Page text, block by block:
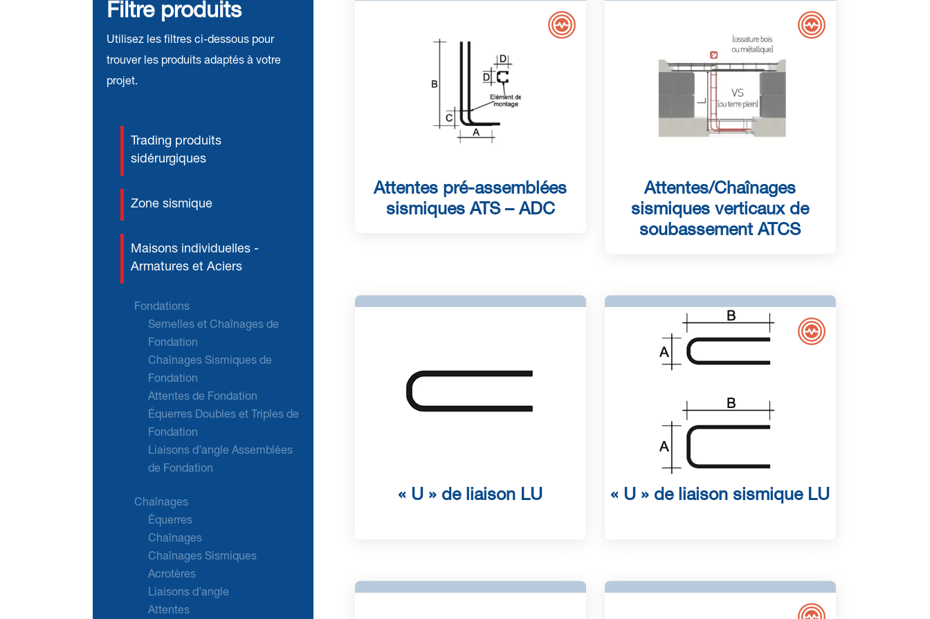
Filtre produits
Utilisez les filtres ci-dessous pour
trouver les produits adaptés à votre
projet.
Trading produits
sidérurgiques
Zone sismique
Maisons individuelles -
Armatures et Aciers
Fondations
Semelles et Chaînages de
Fondation
Chaînages Sismiques de
Fondation
Attentes de Fondation
Équerres Doubles et Triples de
Fondation
Liaisons d’angle Assemblées
de Fondation
Chaînages
Équerres
Chaînages
Chaînages Sismiques
Acrotères
Liaisons d’angle
Attentes
Attentes pré-assemblées
sismiques ATS – ADC
Attentes/Chaînages
sismiques verticaux de
soubassement ATCS
« U » de liaison LU « U » de liaison sismique LU